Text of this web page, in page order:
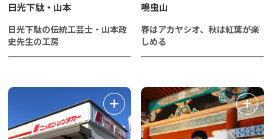
日光下駄・山本
日光下駄の伝統工芸士・山本政
史先生の工房
鳴虫山
春はアカヤシオ、秋は紅葉が楽
しめる